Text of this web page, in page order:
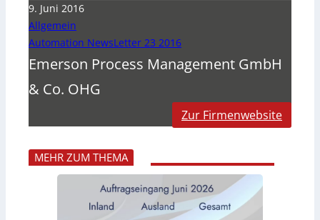
9. Juni 2016
Allgemein
Automation NewsLetter 23 2016
Emerson Process Management GmbH
& Co. OHG
Zur Firmenwebsite
MEHR ZUM THEMA